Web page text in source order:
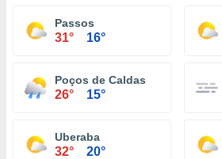
Passos
31° 16°
Poços de Caldas
26° 15°
Uberaba
32° 20°